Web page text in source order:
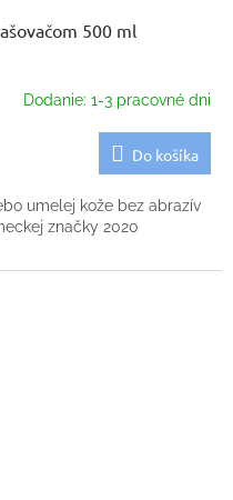
500 ml
Dodanie: 1-3 pracovné dni
Do košíka
umelej kože bez abrazív
značky 2020